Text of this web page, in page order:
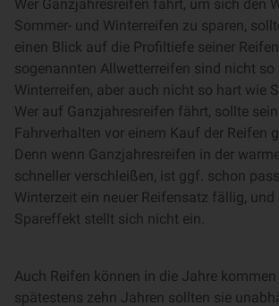
Wer Ganzjahresreifen fährt, um sich den
Sommer- und Winterreifen zu sparen,
einen Blick auf die Profiltiefe seiner
sogenannten Allwetterreifen sind nicht so
Winterreifen, aber auch nicht so hart wie
Wer auf Ganzjahresreifen fährt, sollte
Fahrverhalten vor einem Kauf der Reifen
Denn wenn Ganzjahresreifen in der
schneller verschleißen, ist ggf. schon
Winterzeit ein neuer Reifensatz fällig,
Spareffekt stellt sich nicht ein.
Auch Reifen können in die Jahre
spätestens zehn Jahren sollten sie